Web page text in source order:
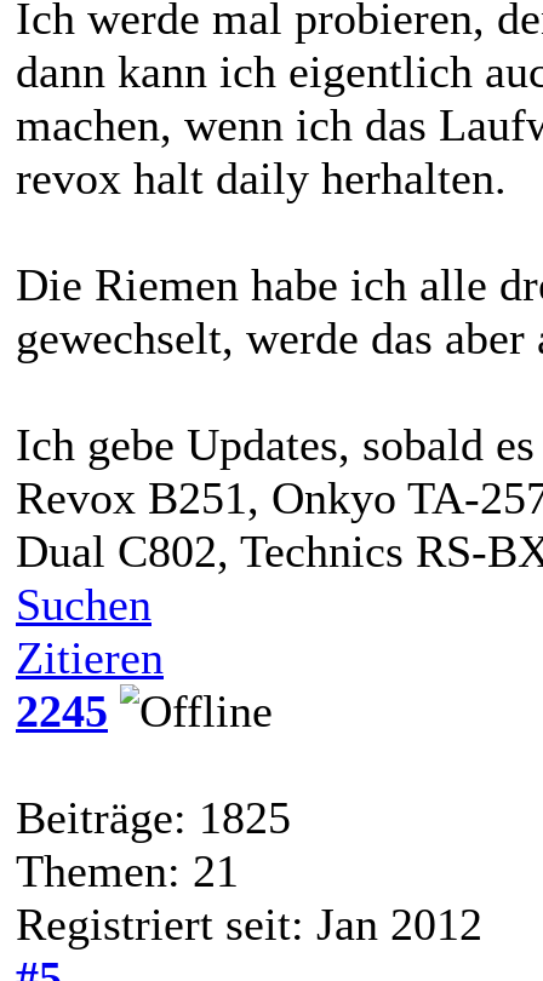
Ich werde mal probieren,
dann kann ich eigentlich
machen, wenn ich das
revox halt daily herhalten.
Die Riemen habe ich alle
gewechselt, werde das
Ich gebe Updates, sobald
Revox B251, Onkyo TA-
Dual C802, Technics RS-
Suchen
Zitieren
2245
Beiträge: 1825
Themen: 21
Registriert seit: Jan 2012